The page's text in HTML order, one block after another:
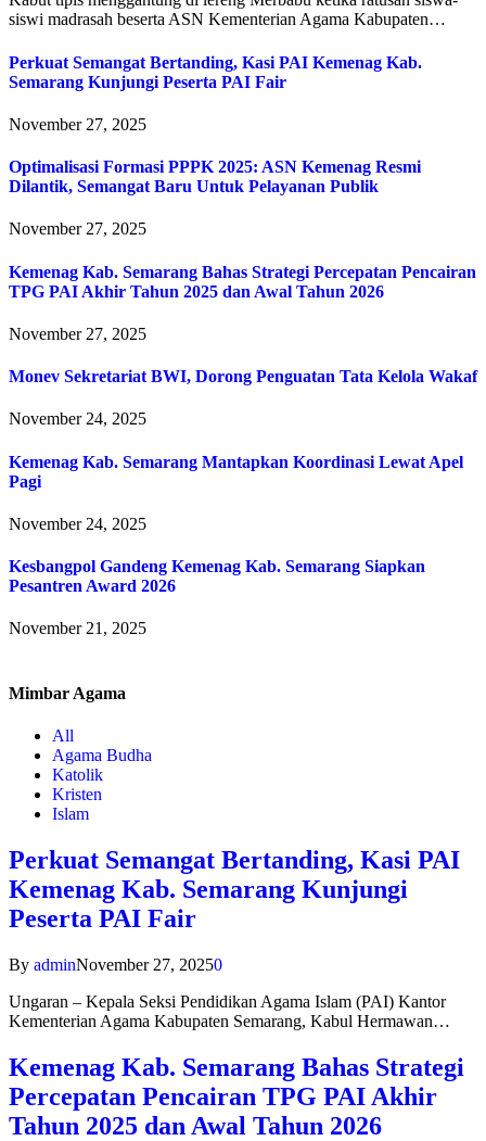
siswi madrasah beserta ASN Kementerian Agama Kabupaten…
Perkuat Semangat Bertanding, Kasi PAI Kemenag Kab.
Semarang Kunjungi Peserta PAI Fair
November 27, 2025
Optimalisasi Formasi PPPK 2025: ASN Kemenag Resmi
Dilantik, Semangat Baru Untuk Pelayanan Publik
November 27, 2025
Kemenag Kab. Semarang Bahas Strategi Percepatan Pencairan
TPG PAI Akhir Tahun 2025 dan Awal Tahun 2026
November 27, 2025
Monev Sekretariat BWI, Dorong Penguatan Tata Kelola Wakaf
November 24, 2025
Kemenag Kab. Semarang Mantapkan Koordinasi Lewat Apel
Pagi
November 24, 2025
Kesbangpol Gandeng Kemenag Kab. Semarang Siapkan
Pesantren Award 2026
November 21, 2025
Mimbar Agama
All
Agama Budha
Katolik
Kristen
Islam
Perkuat Semangat Bertanding, Kasi PAI
Kemenag Kab. Semarang Kunjungi
Peserta PAI Fair
By adminNovember 27, 20250
Ungaran – Kepala Seksi Pendidikan Agama Islam (PAI) Kantor
Kementerian Agama Kabupaten Semarang, Kabul Hermawan…
Kemenag Kab. Semarang Bahas Strategi
Percepatan Pencairan TPG PAI Akhir
Tahun 2025 dan Awal Tahun 2026